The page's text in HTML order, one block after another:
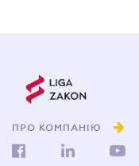
ПРО КОМПАНІЮ